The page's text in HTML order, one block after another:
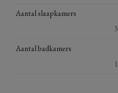
Aantal slaapkamers
3
Aantal badkamers
1